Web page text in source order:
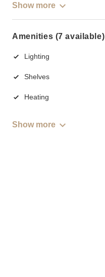
Show more
Amenities (7 available)
Lighting
Shelves
Heating
Show more